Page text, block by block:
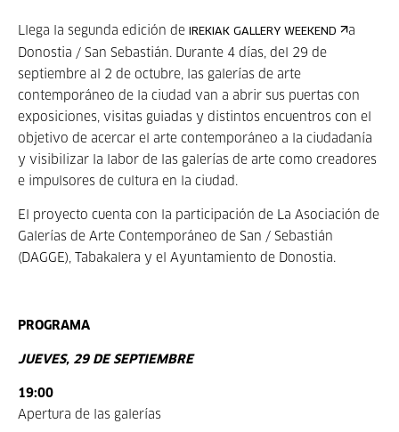
Llega la segunda edición de IREKIAK GALLERY WEEKEND
a
Donostia / San Sebastián. Durante 4 días, del 29 de
septiembre al 2 de octubre, las galerías de arte
contemporáneo de la ciudad van a abrir sus puertas con
exposiciones, visitas guiadas y distintos encuentros con el
objetivo de acercar el arte contemporáneo a la ciudadanía
y visibilizar la labor de las galerías de arte como creadores
e impulsores de cultura en la ciudad.
El proyecto cuenta con la participación de La Asociación de
Galerías de Arte Contemporáneo de San / Sebastián
(DAGGE), Tabakalera y el Ayuntamiento de Donostia.
PROGRAMA
JUEVES, 29 DE SEPTIEMBRE
19:00
Apertura de las galerías